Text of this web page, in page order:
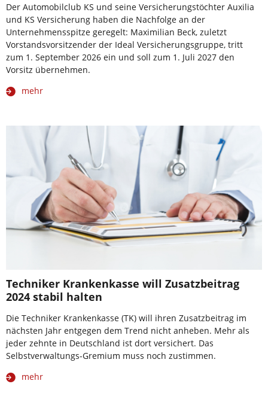
Der Automobilclub KS und seine Versicherungstöchter Auxilia
und KS Versicherung haben die Nachfolge an der
Unternehmensspitze geregelt: Maximilian Beck, zuletzt
Vorstandsvorsitzender der Ideal Versicherungsgruppe, tritt
zum 1. September 2026 ein und soll zum 1. Juli 2027 den
Vorsitz übernehmen.
mehr
Techniker Krankenkasse will Zusatzbeitrag
2024 stabil halten
Die Techniker Krankenkasse (TK) will ihren Zusatzbeitrag im
nächsten Jahr entgegen dem Trend nicht anheben. Mehr als
jeder zehnte in Deutschland ist dort versichert. Das
Selbstverwaltungs-Gremium muss noch zustimmen.
mehr